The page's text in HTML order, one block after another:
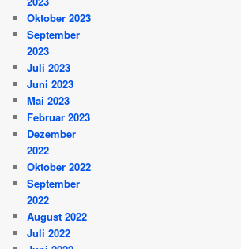
Oktober 2023
September
2023
Juli 2023
Juni 2023
Mai 2023
Februar 2023
Dezember
2022
Oktober 2022
September
2022
August 2022
Juli 2022